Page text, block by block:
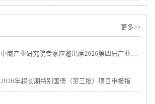
更多>>
中商产业研究院专家应邀出席2026第四届产业园区发展大会 分享新形势下产业园如何高质量招商
2026年超长期特别国债（第三批）项目申报指引：核心条件、重点领域与合规要求